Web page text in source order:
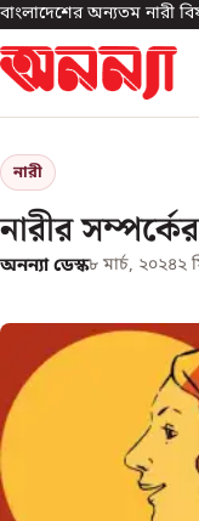
বাংলাদেশের অন্যতম নারী
নারী
নারীর
অনন্যা ডেস্ক৮ মার্চ, ২০২৪২